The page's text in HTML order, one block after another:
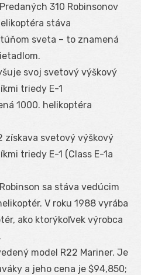
310 Robinsonov
stáva
sveta – to znamená
svoj svetový výškový
triedy E-1
1000. helikoptéra
získava svetový výškový
triedy E-1 (Class E-1a
sa stáva vedúcim
V roku 1988 vyrába
ako ktorýkoľvek výrobca
model R22 Mariner. Je
a jeho cena je $94,850;